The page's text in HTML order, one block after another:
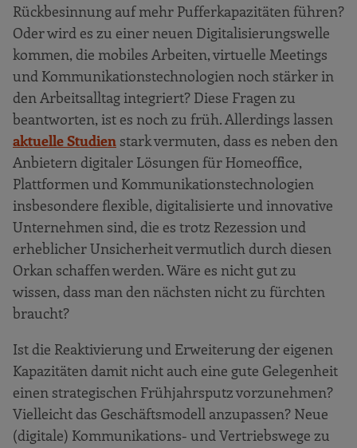
Rückbesinnung auf mehr Pufferkapazitäten führen?
Oder wird es zu einer neuen Digitalisierungswelle
kommen, die mobiles Arbeiten, virtuelle Meetings
und Kommunikationstechnologien noch stärker in
den Arbeitsalltag integriert? Diese Fragen zu
beantworten, ist es noch zu früh. Allerdings lassen
aktuelle Studien stark vermuten, dass es neben den
Anbietern digitaler Lösungen für Homeoffice,
Plattformen und Kommunikationstechnologien
insbesondere flexible, digitalisierte und innovative
Unternehmen sind, die es trotz Rezession und
erheblicher Unsicherheit vermutlich durch diesen
Orkan schaffen werden. Wäre es nicht gut zu
wissen, dass man den nächsten nicht zu fürchten
braucht?
Ist die Reaktivierung und Erweiterung der eigenen
Kapazitäten damit nicht auch eine gute Gelegenheit
einen strategischen Frühjahrsputz vorzunehmen?
Vielleicht das Geschäftsmodell anzupassen? Neue
(digitale) Kommunikations- und Vertriebswege zu